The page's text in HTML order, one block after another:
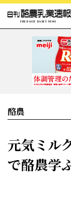
酪農
元気ミル
で酪農学